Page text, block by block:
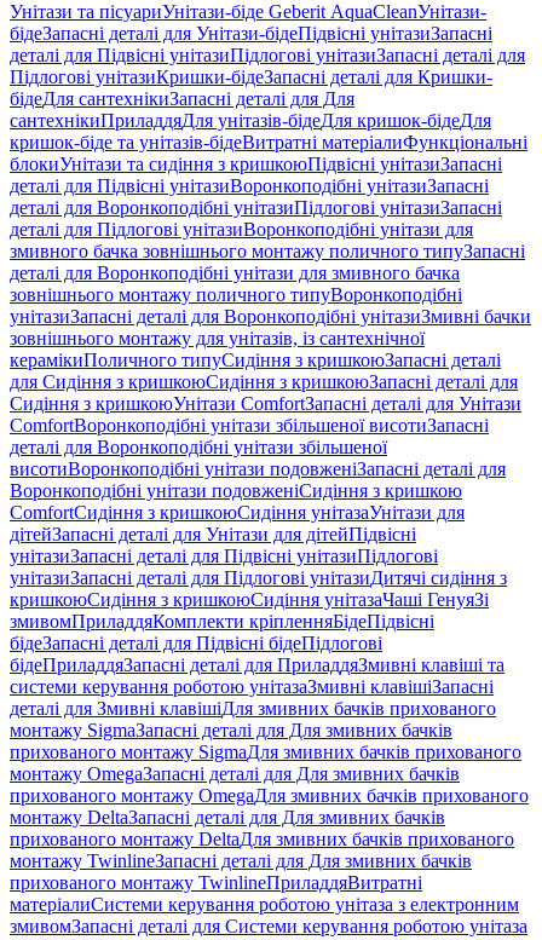
Унітази та пісуариУнітази-біде Geberit AquaCleanУнітази-
бідеЗапасні деталі для Унітази-бідеПідвісні унітазиЗапасні
деталі для Підвісні унітазиПідлогові унітазиЗапасні деталі для
Підлогові унітазиКришки-бідеЗапасні деталі для Кришки-
бідеДля сантехнікиЗапасні деталі для Для
сантехнікиПриладдяДля унітазів-бідеДля кришок-бідеДля
кришок-біде та унітазів-бідеВитратні матеріалиФункціональні
блокиУнітази та сидіння з кришкоюПідвісні унітазиЗапасні
деталі для Підвісні унітазиВоронкоподібні унітазиЗапасні
деталі для Воронкоподібні унітазиПідлогові унітазиЗапасні
деталі для Підлогові унітазиВоронкоподібні унітази для
змивного бачка зовнішнього монтажу поличного типуЗапасні
деталі для Воронкоподібні унітази для змивного бачка
зовнішнього монтажу поличного типуВоронкоподібні
унітазиЗапасні деталі для Воронкоподібні унітазиЗмивні бачки
зовнішнього монтажу для унітазів, із сантехнічної
керамікиПоличного типуСидіння з кришкоюЗапасні деталі
для Сидіння з кришкоюСидіння з кришкоюЗапасні деталі для
Сидіння з кришкоюУнітази ComfortЗапасні деталі для Унітази
ComfortВоронкоподібні унітази збільшеної висотиЗапасні
деталі для Воронкоподібні унітази збільшеної
висотиВоронкоподібні унітази подовженіЗапасні деталі для
Воронкоподібні унітази подовженіСидіння з кришкою
ComfortСидіння з кришкоюСидіння унітазаУнітази для
дітейЗапасні деталі для Унітази для дітейПідвісні
унітазиЗапасні деталі для Підвісні унітазиПідлогові
унітазиЗапасні деталі для Підлогові унітазиДитячі сидіння з
кришкоюСидіння з кришкоюСидіння унітазаЧаші ГенуяЗі
змивомПриладдяКомплекти кріпленняБідеПідвісні
бідеЗапасні деталі для Підвісні бідеПідлогові
бідеПриладдяЗапасні деталі для ПриладдяЗмивні клавіші та
системи керування роботою унітазаЗмивні клавішіЗапасні
деталі для Змивні клавішіДля змивних бачків прихованого
монтажу SigmaЗапасні деталі для Для змивних бачків
прихованого монтажу SigmaДля змивних бачків прихованого
монтажу OmegaЗапасні деталі для Для змивних бачків
прихованого монтажу OmegaДля змивних бачків прихованого
монтажу DeltaЗапасні деталі для Для змивних бачків
прихованого монтажу DeltaДля змивних бачків прихованого
монтажу TwinlineЗапасні деталі для Для змивних бачків
прихованого монтажу TwinlineПриладдяВитратні
матеріалиСистеми керування роботою унітаза з електронним
змивомЗапасні деталі для Системи керування роботою унітаза